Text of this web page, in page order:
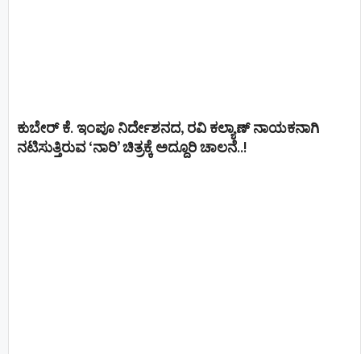
ಕುಬೇರ್ ಕೆ. ಇಂಪೂ ನಿರ್ದೇಶನದ, ರವಿ ಕಲ್ಯಾಣ್‍ ನಾಯಕನಾಗಿ
ನಟಿಸುತ್ತಿರುವ ‘ನಾರಿ’ ಚಿತ್ರಕ್ಕೆ ಅದ್ದೂರಿ ಚಾಲನೆ..!